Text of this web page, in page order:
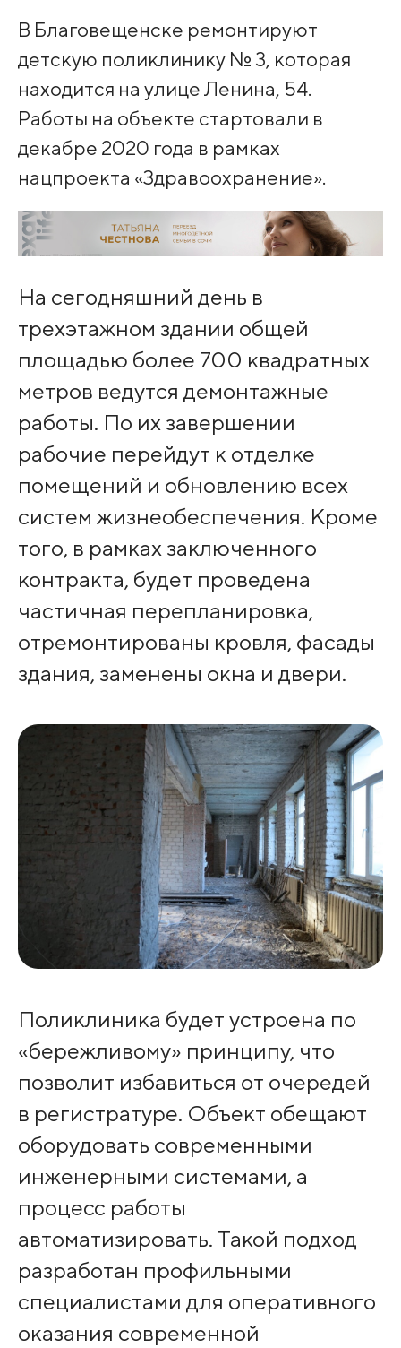
В Благовещенске ремонтируют
детскую поликлинику № 3, которая
находится на улице Ленина, 54.
Работы на объекте стартовали в
декабре 2020 года в рамках
нацпроекта «Здравоохранение».
На сегодняшний день в
трехэтажном здании общей
площадью более 700 квадратных
метров ведутся демонтажные
работы. По их завершении
рабочие перейдут к отделке
помещений и обновлению всех
систем жизнеобеспечения. Кроме
того, в рамках заключенного
контракта, будет проведена
частичная перепланировка,
отремонтированы кровля, фасады
здания, заменены окна и двери.
Поликлиника будет устроена по
«бережливому» принципу, что
позволит избавиться от очередей
в регистратуре. Объект обещают
оборудовать современными
инженерными системами, а
процесс работы
автоматизировать. Такой подход
разработан профильными
специалистами для оперативного
оказания современной